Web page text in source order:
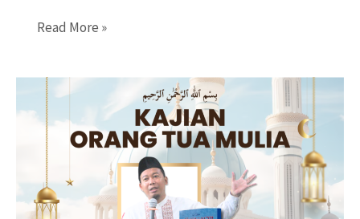
Muslim
Ilmu
–
Literasi
Menghitung
Read More »